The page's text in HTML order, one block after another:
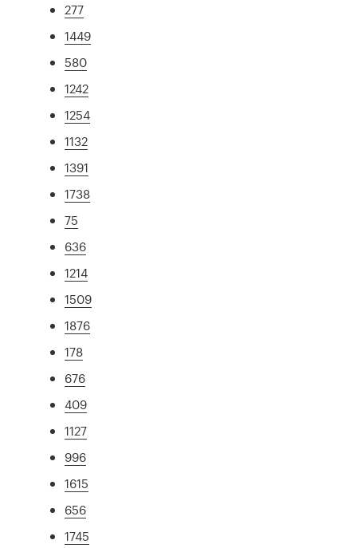
277
1449
580
1242
1254
1132
1391
1738
75
636
1214
1509
1876
178
676
409
1127
996
1615
656
1745